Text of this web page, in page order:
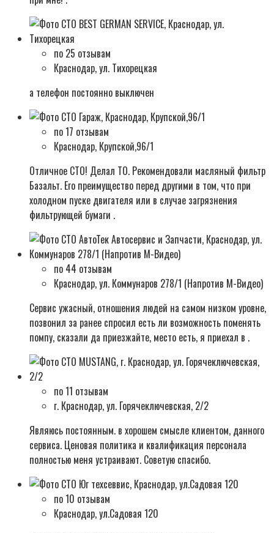
по 25 отзывам
Краснодар, ул. Тихорецкая
а телефон постоянно выключен
по 17 отзывам
Краснодар, Крупской,96/1
Отличное СТО! Делал ТО. Рекомендовали масляный фильтр
Базальт. Его преимущество перед другими в том, что при
холодном пуске двигателя или в случае загрязнения
фильтрующей бумаги .
по 44 отзывам
Краснодар, ул. Коммунаров 278/1 (Напротив М-Видео)
Сервис ужасный, отношения людей на самом низком уровне,
позвонил за ранее спросил есть ли возможность поменять
помпу, сказали да приезжайте, место есть, я приехал в .
по 11 отзывам
г. Краснодар, ул. Горячеключевская, 2/2
Являюсь постоянным. в хорошем смысле клиентом, данного
сервиса. Ценовая политика и квалификация персонала
полностью меня устраивают. Советую спасибо.
по 10 отзывам
Краснодар, ул.Садовая 120